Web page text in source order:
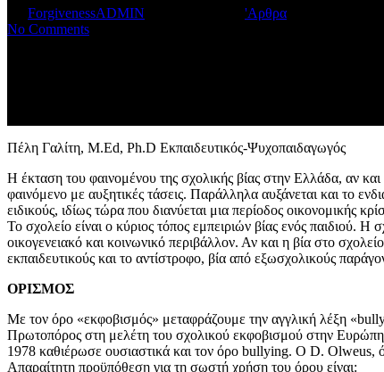
ForgivenessADMIN 'Αρθρα
No Comments
Πέλη Γαλίτη, M.Ed, Ph.D Εκπαιδευτικός-Ψυχοπαιδαγωγός
Η έκταση του φαινομένου της σχολικής βίας στην Ελλάδα, αν
φαινόμενο με αυξητικές τάσεις. Παράλληλα αυξάνεται και το
ειδικούς, ιδίως τώρα που διανύεται μια περίοδος οικονομικής
Το σχολείο είναι ο κύριος τόπος εμπειριών βίας ενός παιδιού. Η
οικογενειακό και κοινωνικό περιβάλλον. Αν και η βία στο
εκπαιδευτικούς και το αντίστροφο, βία από εξωσχολικούς
ΟΡΙΣΜΟΣ
Με τον όρο «εκφοβισμός» μεταφράζουμε την αγγλική λέξη
Πρωτοπόρος στη μελέτη του σχολικού εκφοβισμού στην
1978 καθιέρωσε ουσιαστικά και τον όρο bullying. Ο D. Olweus,
Aπαραίτητη προϋπόθεση για τη σωστή χρήση του όρου είναι: